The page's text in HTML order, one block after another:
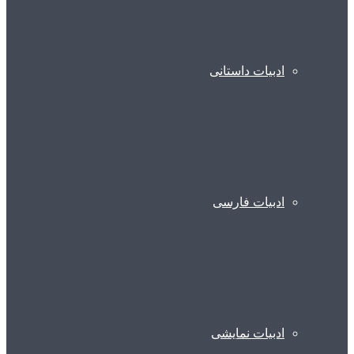
ادبیات داستانی
ادبیات فارسی
ادبیات نمایشی